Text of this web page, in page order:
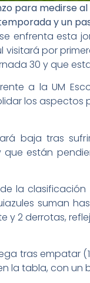
para medirse
y un
enfrenta esta
visitará por
30 y que
a la UM
los
baja tras
están
la
suman
y 2 derrotas,
tras empatar
la tabla, con un